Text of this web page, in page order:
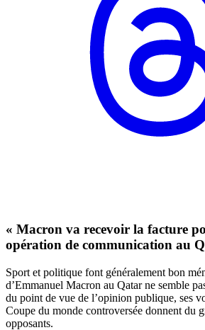
« Macron va recevoir la facture
opération de communication au
Sport et politique font généralement bon
d’Emmanuel Macron au Qatar ne semble
du point de vue de l’opinion publique, ses
Coupe du monde controversée donnent du
opposants.